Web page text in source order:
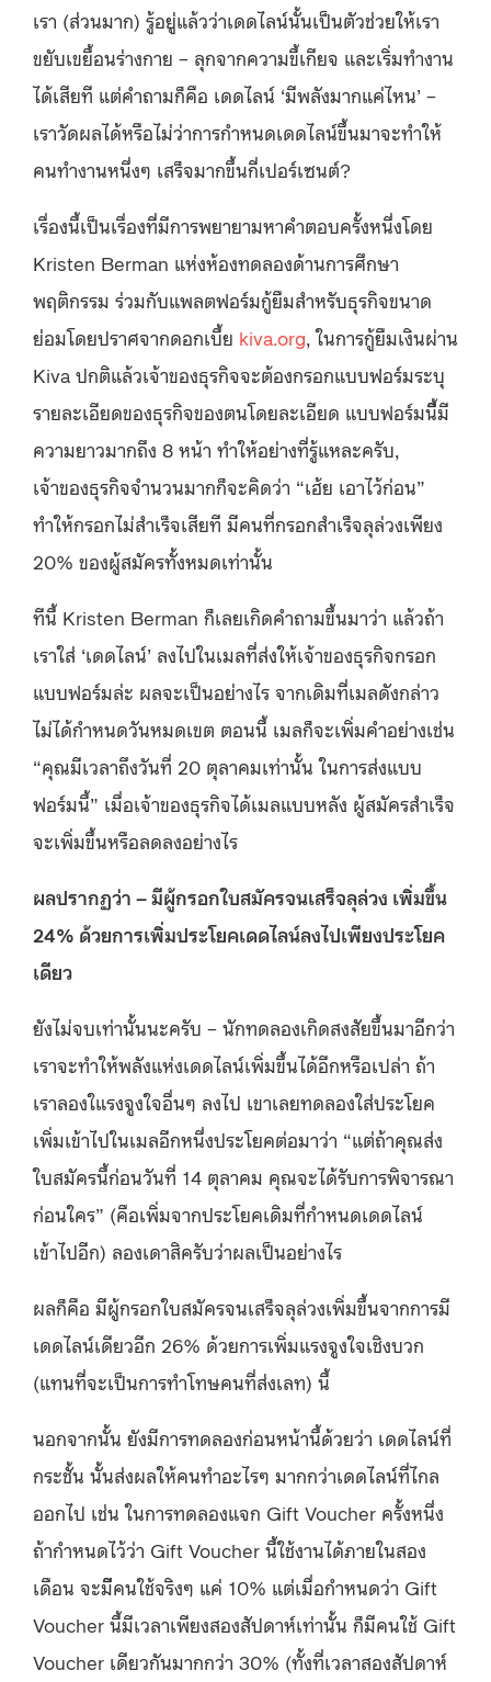
เรา (ส่วนมาก) รู้อยู่แล้วว่าเดดไลน์นั้นเป็นตัวช่วยให้เรา
ขยับเขยื้อนร่างกาย – ลุกจากความขี้เกียจ และเริ่มทำงาน
ได้เสียที แต่คำถามก็คือ เดดไลน์ ‘มีพลังมากแค่ไหน’ –
เราวัดผลได้หรือไม่ว่าการกำหนดเดดไลน์ขึ้นมาจะทำให้
คนทำงานหนึ่งๆ เสร็จมากขึ้นกี่เปอร์เซนต์?
เรื่องนี้เป็นเรื่องที่มีการพยายามหาคำตอบครั้งหน่ึงโดย
Kristen Berman แห่งห้องทดลองด้านการศึกษา
พฤติกรรม ร่วมกับแพลตฟอร์มกู้ยืมสำหรับธุรกิจขนาด
ย่อมโดยปราศจากดอกเบี้ย kiva.org , ในการกู้ยืมเงินผ่าน
Kiva ปกติแล้วเจ้าของธุรกิจจะต้องกรอกแบบฟอร์มระบุ
รายละเอียดของธุรกิจของตนโดยละเอียด แบบฟอร์มนี้ีมี
ความยาวมากถึง 8 หน้า ทำให้อย่างที่รู้แหละครับ,
เจ้าของธุรกิจจำนวนมากก็จะคิดว่า “เฮ้ย เอาไว้ก่อน”
ทำให้กรอกไม่สำเร็จเสียที มีคนที่กรอกสำเร็จลุล่วงเพียง
20% ของผู้สมัครทั้งหมดเท่านั้น
ทีนี้ Kristen Berman ก็เลยเกิดคำถามขึ้นมาว่า แล้วถ้า
เราใส่ ‘เดดไลน์’ ลงไปในเมลที่ส่งให้เจ้าของธุรกิจกรอก
แบบฟอร์มล่ะ ผลจะเป็นอย่างไร จากเดิมที่เมลดังกล่าว
ไม่ได้กำหนดวันหมดเขต ตอนนี้ เมลก็จะเพิ่มคำอย่างเช่น
“คุณมีเวลาถึงวันที่ 20 ตุลาคมเท่านั้น ในการส่งแบบ
ฟอร์มนี้” เมื่อเจ้าของธุรกิจได้เมลแบบหลัง ผู้สมัครสำเร็จ
จะเพิ่มขึ้นหรือลดลงอย่างไร
ผลปรากฏว่า – มีผู้กรอกใบสมัครจนเสร็จลุล่วง เพิ่มขึ้น
24% ด้วยการเพิ่มประโยคเดดไลน์ลงไปเพียงประโยค
เดียว
ยังไม่จบเท่านั้นนะครับ – นักทดลองเกิดสงสัยขึ้นมาอีกว่า
เราจะทำให้พลังแห่งเดดไลน์เพิ่มขึ้นได้อีกหรือเปล่า ถ้า
เราลองใแรงจูงใจอื่นๆ ลงไป เขาเลยทดลองใส่ประโยค
เพิ่มเข้าไปในเมลอีกหนึ่งประโยคต่อมาว่า “แต่ถ้าคุณส่ง
ใบสมัครนี้ก่อนวันที่ 14 ตุลาคม คุณจะได้รับการพิจารณา
ก่อนใคร” (คือเพิ่มจากประโยคเดิมที่กำหนดเดดไลน์
เข้าไปอีก) ลองเดาสิครับว่าผลเป็นอย่างไร
ผลก็คือ มีผู้กรอกใบสมัครจนเสร็จลุล่วงเพิ่มขึ้นจากการมี
เดดไลน์เดียวอีก 26% ด้วยการเพิ่มแรงจูงใจเชิงบวก
(แทนที่จะเป็นการทำโทษคนที่ส่งเลท) นี้
นอกจากนั้น ยังมีการทดลองก่อนหน้านี้ด้วยว่า เดดไลน์ที่
กระชั้น นั้นส่งผลให้คนทำอะไรๆ มากกว่าเดดไลน์ที่ไกล
ออกไป เช่น ในการทดลองแจก Gift Voucher ครั้งหนึ่ง
ถ้ากำหนดไว้ว่า Gift Voucher นี้ใช้งานได้ภายในสอง
เดือน จะมีีคนใช้จริงๆ แค่ 10% แต่เมื่อกำหนดว่า Gift
Voucher นี้มีเวลาเพียงสองสัปดาห์เท่านั้น ก็มีคนใช้ Gift
Voucher เดียวกันมากกว่า 30% (ทั้งที่เวลาสองสัปดาห์